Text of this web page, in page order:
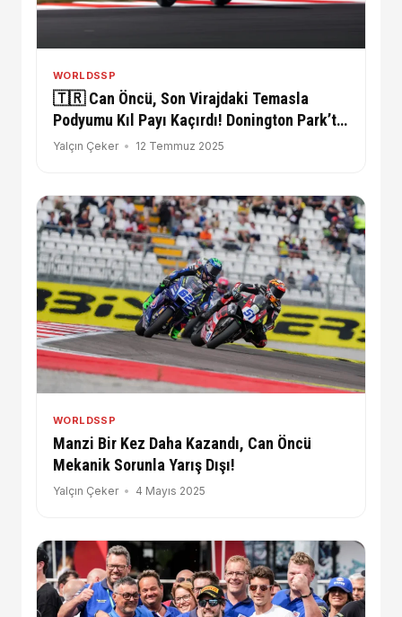
WORLDSSP
🇹🇷 Can Öncü, Son Virajdaki Temasla
Podyumu Kıl Payı Kaçırdı! Donington Park’ta
Müthiş Mücadele
Yalçın Çeker 12 Temmuz 2025
WORLDSSP
Manzi Bir Kez Daha Kazandı, Can Öncü
Mekanik Sorunla Yarış Dışı!
Yalçın Çeker 4 Mayıs 2025